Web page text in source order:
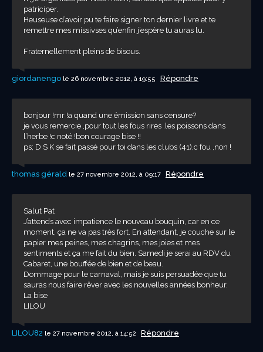
patriciper.
Heuseuse d’avoir pu te faire signer ton dernier livre et te
remettre mes missivses qu’enfin j’espère tu auras lu.
Fraternellement pleins de bisous.
giordanengo le 26 novembre 2012, à 19:55 Répondre
bonjour !mr !a quand une émission sans censure?
je vous remercie ,pour tout les fous rires .les poissons dans
l’herbe !c noté !bon courage bise !!
ps; D S K se fait passé pour toi dans les clubs (41),c fou ,non !
thomas gérald le 27 novembre 2012, à 09:17 Répondre
Salut Pat
J’attends avec impatience le nouveau bouquin, car en ce
moment, ça ne va pas très fort. En attendant, je couche sur le
papier mes peines, mes chagrins, mes joies et mes
sentiments et ça me fait du bien. Samedi je serai au RDV du
Cabaret, une bouffée de bien et de beau.
Dommage pour le carnaval, mais je suis persuadée que tu
sauras nous faire rêver avec les nouvelles années bonheur.
La bise
LILOU
LILOU82 le 27 novembre 2012, à 14:52 Répondre